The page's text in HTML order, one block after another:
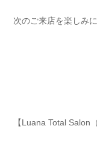
次のご来店を楽しみ
【Luana Total Salon